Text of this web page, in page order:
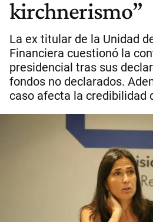
kirchnerismo”
La ex titular de la Unidad
Financiera cuestionó la
presidencial tras sus
fondos no declarados.
caso afecta la credibilidad